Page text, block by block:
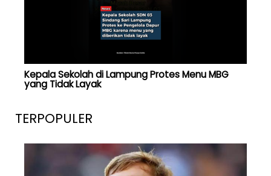
Kepala Sekolah di Lampung Protes Menu MBG
yang Tidak Layak
TERPOPULER